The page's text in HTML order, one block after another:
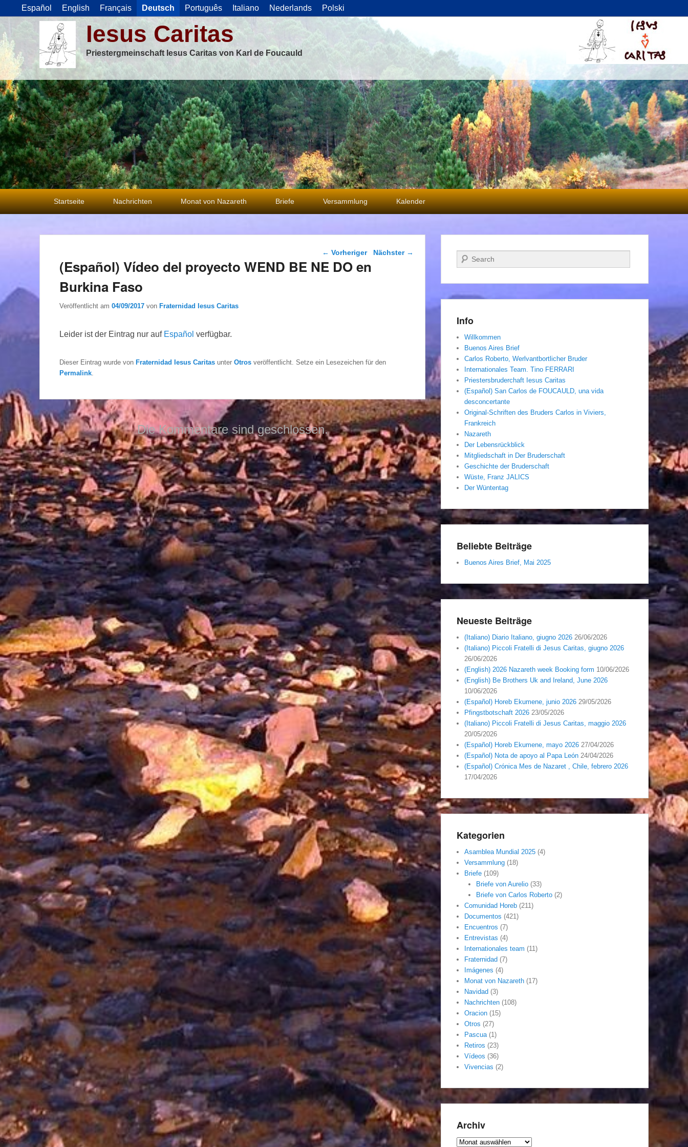
Español English Français Deutsch Português Italiano Nederlands Polski
Iesus Caritas
Priestergmeinschaft Iesus Caritas von Karl de Foucauld
Primäres
Menü
Startseite Nachrichten Monat von Nazareth Briefe Versammlung Kalender
Beitragsnavigation
← Vorheriger Nächster →
(Español) Vídeo del proyecto WEND BE NE DO en
Burkina Faso
Veröffentlicht am 04/09/2017 von Fraternidad Iesus Caritas
Leider ist der Eintrag nur auf Español verfügbar.
Dieser Eintrag wurde von Fraternidad Iesus Caritas unter Otros veröffentlicht. Setze ein Lesezeichen für den
Permalink
Die Kommentare sind geschlossen.
Suchen
Info
Willkommen
Buenos Aires Brief
Carlos Roberto, Werlvantbortlicher Bruder
Internationales Team. Tino FERRARI
Priestersbruderchaft Iesus Caritas
(Español) San Carlos de FOUCAULD, una vida
desconcertante
Original-Schriften des Bruders Carlos in Viviers,
Frankreich
Nazareth
Der Lebensrückblick
Mitgliedschaft in Der Bruderschaft
Geschichte der Bruderschaft
Wüste, Franz JALICS
Der Wüntentag
Beliebte Beiträge
Buenos Aires Brief, Mai 2025
Neueste Beiträge
(Italiano) Diario Italiano, giugno 2026 26/06/2026
(Italiano) Piccoli Fratelli di Jesus Caritas, giugno 2026
26/06/2026
(English) 2026 Nazareth week Booking form 10/06/2026
(English) Be Brothers Uk and Ireland, June 2026
10/06/2026
(Español) Horeb Ekumene, junio 2026 29/05/2026
Pfingstbotschaft 2026 23/05/2026
(Italiano) Piccoli Fratelli di Jesus Caritas, maggio 2026
20/05/2026
(Español) Horeb Ekumene, mayo 2026 27/04/2026
(Español) Nota de apoyo al Papa León 24/04/2026
(Español) Crónica Mes de Nazaret , Chile, febrero 2026
17/04/2026
Kategorien
Asamblea Mundial 2025 (4)
Versammlung (18)
Briefe (109)
Briefe von Aurelio(33)
Briefe von Carlos Roberto(2)
Comunidad Horeb (211)
Documentos (421)
Encuentros (7)
Entrevistas (4)
Internationales team (11)
Fraternidad (7)
Imágenes (4)
Monat von Nazareth (17)
Navidad (3)
Nachrichten (108)
Oracion (15)
Otros (27)
Pascua(1)
Retiros (23)
Vídeos (36)
Vivencias (2)
Archiv
Archiv